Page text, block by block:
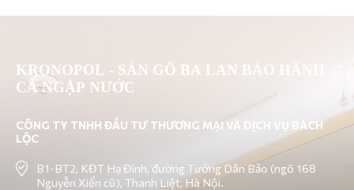
KRONOPOL - SÀN GỖ BA LAN BẢO HÀNH
CẢ NGẬP NƯỚC
CÔNG TY TNHH ĐẦU TƯ THƯƠNG MẠI VÀ DỊCH VỤ BÁCH
LỘC
B1-BT2, KĐT Hạ Đình, đường Tưởng Dân Bảo (ngõ 168
Nguyễn Xiển cũ), Thanh Liệt, Hà Nội.